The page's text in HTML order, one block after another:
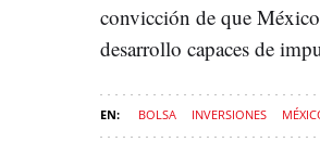
convicción de que
desarrollo capaces de
BOLSA INVERSIONES